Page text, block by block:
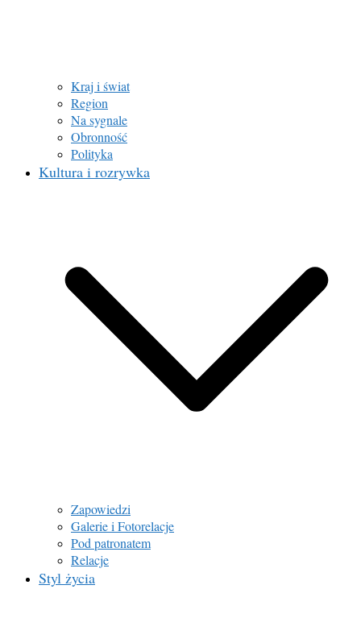
Kraj i świat
Region
Na sygnale
Obronność
Polityka
Kultura i rozrywka
Zapowiedzi
Galerie i Fotorelacje
Pod patronatem
Relacje
Styl życia